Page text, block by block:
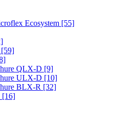
Ecosystem [55]
[59]
QLX-D [9]
ULX-D [10]
BLX-R [32]
[16]